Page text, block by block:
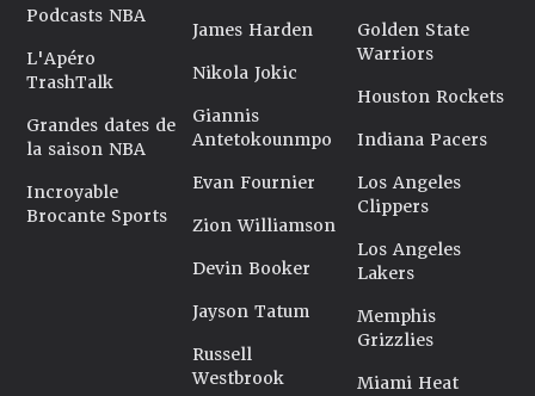
Podcasts NBA
L'Apéro
TrashTalk
Grandes dates de
la saison NBA
Incroyable
Brocante Sports
James Harden
Nikola Jokic
Giannis
Antetokounmpo
Evan Fournier
Zion Williamson
Devin Booker
Jayson Tatum
Russell
Westbrook
Golden State
Warriors
Houston Rockets
Indiana Pacers
Los Angeles
Clippers
Los Angeles
Lakers
Memphis
Grizzlies
Miami Heat